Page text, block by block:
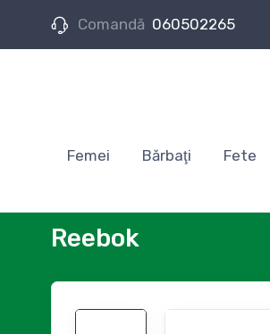
Comandă 060502265
Femei Bărbaţi Fete
Reebok